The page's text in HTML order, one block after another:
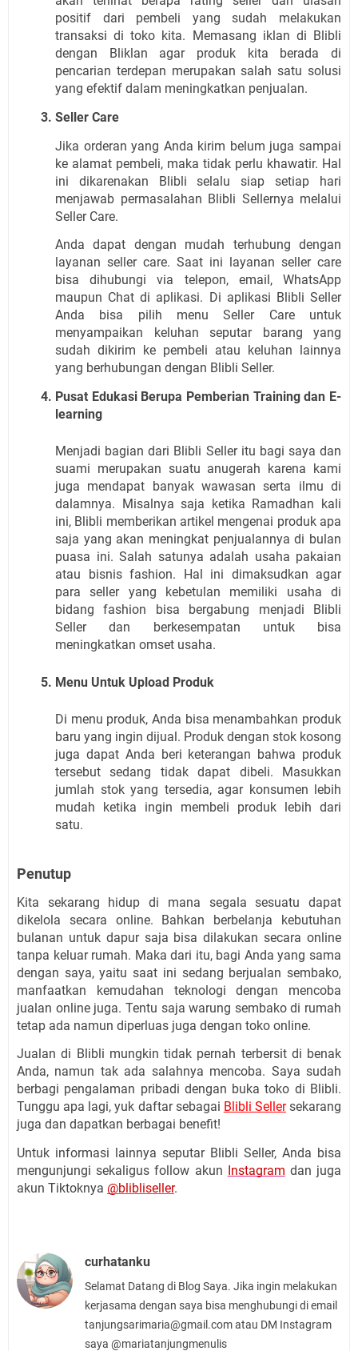
positif dari pembeli yang sudah melakukan
transaksi di toko kita. Memasang iklan di Blibli
dengan Bliklan agar produk kita berada di
pencarian terdepan merupakan salah satu solusi
yang efektif dalam meningkatkan penjualan.
Seller Care
Jika orderan yang Anda kirim belum juga sampai
ke alamat pembeli, maka tidak perlu khawatir. Hal
ini dikarenakan Blibli selalu siap setiap hari
menjawab permasalahan Blibli Sellernya melalui
Seller Care.
Anda dapat dengan mudah terhubung dengan
layanan seller care. Saat ini layanan seller care
bisa dihubungi via telepon, email, WhatsApp
maupun Chat di aplikasi. Di aplikasi Blibli Seller
Anda bisa pilih menu Seller Care untuk
menyampaikan keluhan seputar barang yang
sudah dikirim ke pembeli atau keluhan lainnya
yang berhubungan dengan Blibli Seller.
Pusat Edukasi Berupa Pemberian Training dan E-
learning
Menjadi bagian dari Blibli Seller itu bagi saya dan
suami merupakan suatu anugerah karena kami
juga mendapat banyak wawasan serta ilmu di
dalamnya. Misalnya saja ketika Ramadhan kali
ini, Blibli memberikan artikel mengenai produk apa
saja yang akan meningkat penjualannya di bulan
puasa ini. Salah satunya adalah usaha pakaian
atau bisnis fashion. Hal ini dimaksudkan agar
para seller yang kebetulan memiliki usaha di
bidang fashion bisa bergabung menjadi Blibli
Seller dan berkesempatan untuk bisa
meningkatkan omset usaha.
Menu Untuk Upload Produk
Di menu produk, Anda bisa menambahkan produk
baru yang ingin dijual. Produk dengan stok kosong
juga dapat Anda beri keterangan bahwa produk
tersebut sedang tidak dapat dibeli. Masukkan
jumlah stok yang tersedia, agar konsumen lebih
mudah ketika ingin membeli produk lebih dari
satu.
Penutup
Kita sekarang hidup di mana segala sesuatu dapat
dikelola secara online. Bahkan berbelanja kebutuhan
bulanan untuk dapur saja bisa dilakukan secara online
tanpa keluar rumah. Maka dari itu, bagi Anda yang sama
dengan saya, yaitu saat ini sedang berjualan sembako,
manfaatkan kemudahan teknologi dengan mencoba
jualan online juga. Tentu saja warung sembako di rumah
tetap ada namun diperluas juga dengan toko online.
Jualan di Blibli mungkin tidak pernah terbersit di benak
Anda, namun tak ada salahnya mencoba. Saya sudah
berbagi pengalaman pribadi dengan buka toko di Blibli.
Tunggu apa lagi, yuk daftar sebagai Blibli Seller sekarang
juga dan dapatkan berbagai benefit!
Untuk informasi lainnya seputar Blibli Seller, Anda bisa
mengunjungi sekaligus follow akun Instagram dan juga
akun Tiktoknya @blibliseller.
curhatanku
Selamat Datang di Blog Saya. Jika ingin melakukan
kerjasama dengan saya bisa menghubungi di email
tanjungsarimaria@gmail.com atau DM Instagram
saya @mariatanjungmenulis